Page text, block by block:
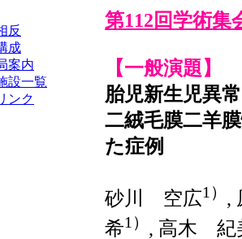
第112回学術集
【一般演題】
胎児新生児異
二絨毛膜二羊
た症例
砂川 空広1） ,
希1） , 高木 紀